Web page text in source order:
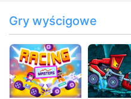
Gry wyścigowe